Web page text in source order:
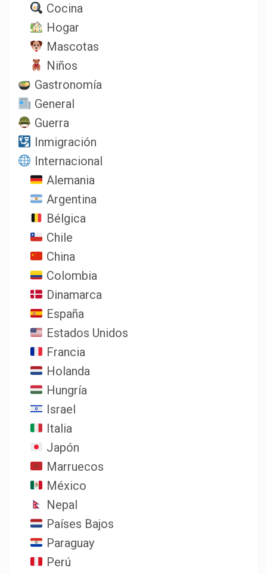
Cocina
Hogar
Mascotas
Niños
Gastronomía
General
Guerra
Inmigración
Internacional
Alemania
Argentina
Bélgica
Chile
China
Colombia
Dinamarca
España
Estados Unidos
Francia
Holanda
Hungría
Israel
Italia
Japón
Marruecos
México
Nepal
Países Bajos
Paraguay
Perú